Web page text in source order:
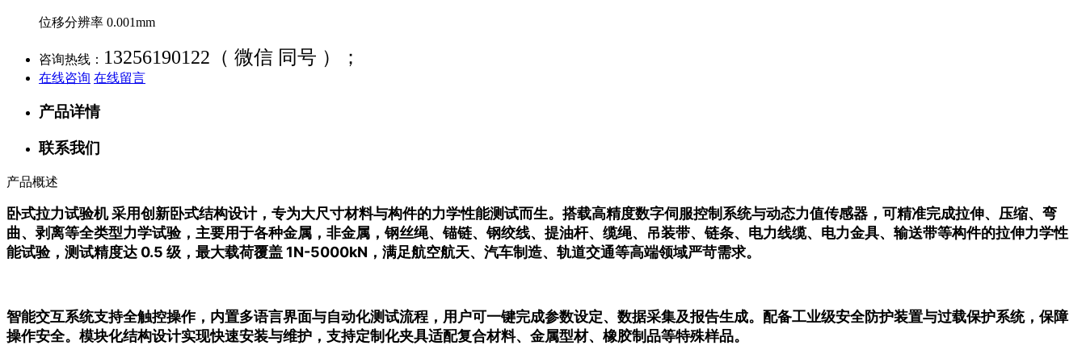
位移分辨率 0.001mm
咨询热线： 13256190122（ 微信 同号 ）；
在线咨询 在线留言
产品详情
联系我们
产品概述
卧式拉力试验机 采用创新卧式结构设计，专为大尺寸材料与构件的力学性能测试而生。搭载高精度数字伺服控制系统与动态力值传感器，可精准完成拉伸、压缩、弯
曲、剥离等全类型力学试验，主要用于各种金属，非金属，钢丝绳、锚链、钢绞线、提油杆、缆绳、吊装带、链条、电力线缆、电力金具、输送带等构件的拉伸力学性
能试验，测试精度达 0.5 级，最大载荷覆盖 1N-5000kN，满足航空航天、汽车制造、轨道交通等高端领域严苛需求。
智能交互系统支持全触控操作，内置多语言界面与自动化测试流程，用户可一键完成参数设定、数据采集及报告生成。配备工业级安全防护装置与过载保护系统，保障
操作安全。模块化结构设计实现快速安装与维护，支持定制化夹具适配复合材料、金属型材、橡胶制品等特殊样品。